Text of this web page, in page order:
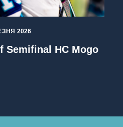
2026
Semifinal HC Mogo